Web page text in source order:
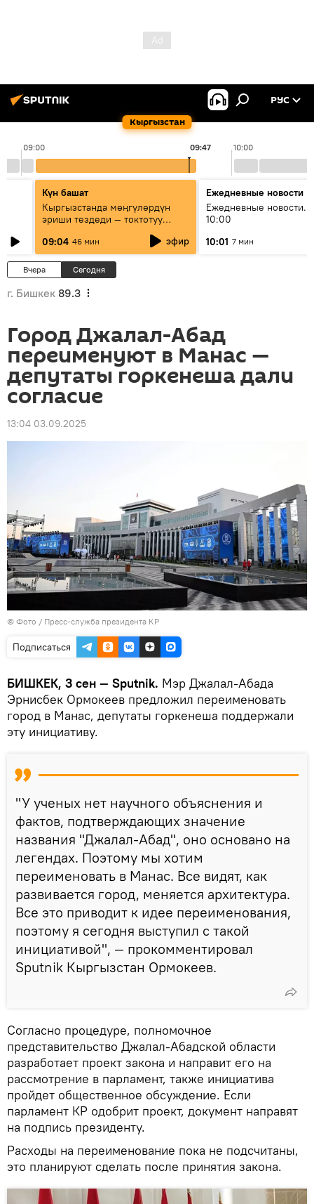
Кыргызстан
РУС
09:00 10:00
09:47
Күн башат
Кыргызстанда мөңгүлөрдүн
эриши тездеди — токтотуу
09:04 46 мин эфир
Ежедневные новости
Ежедневные новости.
10:00
10:01 7 мин
Вчера Сегодня
г. Бишкек 89.3
Город Джалал-Абад
переименуют в Манас —
депутаты горкенеша дали
согласие
13:04 03.09.2025
© Фото / Пресс-служба президента КР
Подписаться
БИШКЕК, 3 сен — Sputnik. Мэр Джалал-Абада
Эрнисбек Ормокеев предложил переименовать
город в Манас, депутаты горкенеша поддержали
эту инициативу.
"У ученых нет научного объяснения и
фактов, подтверждающих значение
названия "Джалал-Абад", оно основано на
легендах. Поэтому мы хотим
переименовать в Манас. Все видят, как
развивается город, меняется архитектура.
Все это приводит к идее переименования,
поэтому я сегодня выступил с такой
инициативой", — прокомментировал
Sputnik Кыргызстан Ормокеев.
Согласно процедуре, полномочное
представительство Джалал-Абадской области
разработает проект закона и направит его на
рассмотрение в парламент, также инициатива
пройдет общественное обсуждение. Если
парламент КР одобрит проект, документ направят
на подпись президенту.
Расходы на переименование пока не подсчитаны,
это планируют сделать после принятия закона.